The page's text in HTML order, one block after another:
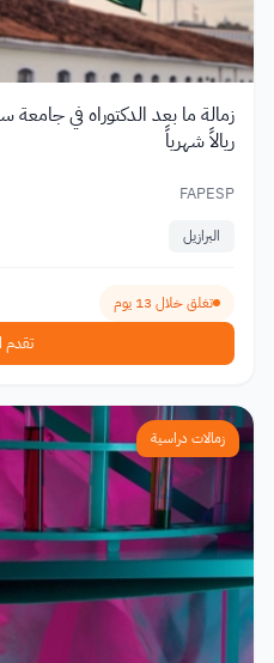
ريالاً شهرياً
FAPESP
البرازيل
تغلق خلال 13 يوم
تقدم
زمالات دراسية